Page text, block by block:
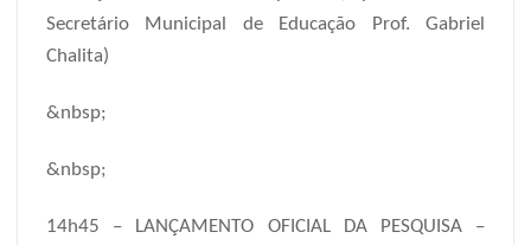
Secretário Municipal de Educação Prof. Gabriel
Chalita)
&nbsp;
&nbsp;
14h45 – LANÇAMENTO OFICIAL DA PESQUISA –